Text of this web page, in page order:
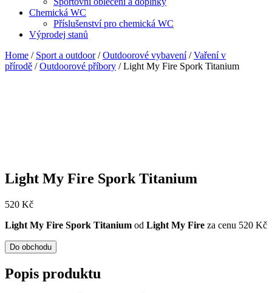
Chemická WC
Příslušenství pro chemická WC
Výprodej stanů
Home / Sport a outdoor/Outdoorové vybavení/Vaření v
přírodě /Outdoorové příbory / Light My Fire Spork Titanium
Light My Fire Spork Titanium
520 Kč
Light My Fire Spork Titanium od Light My Fire za cenu 520 Kč
Do obchodu
Popis produktu